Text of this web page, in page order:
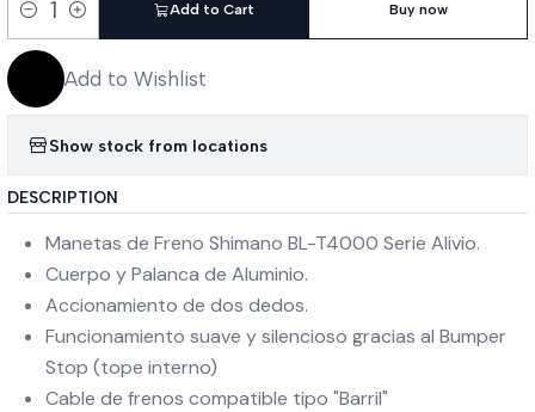
Quantity
Add to Cart Buy now
Add to Wishlist
Show stock from locations
DESCRIPTION
Manetas de Freno Shimano BL-T4000 Serie Alivio.
Cuerpo y Palanca de Aluminio.
Accionamiento de dos dedos.
Funcionamiento suave y silencioso gracias al Bumper
Stop (tope interno)
Cable de frenos compatible tipo "Barril"